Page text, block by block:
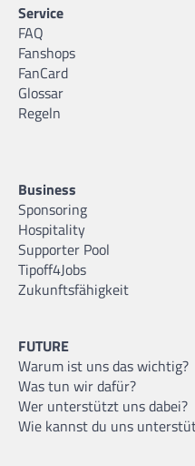
Service
FAQ
Fanshops
FanCard
Glossar
Regeln
Business
Sponsoring
Hospitality
Supporter Pool
Tipoff4Jobs
Zukunftsfähigkeit
FUTURE
Warum ist uns das wichtig?
Was tun wir dafür?
Wer unterstützt uns dabei?
Wie kannst du uns